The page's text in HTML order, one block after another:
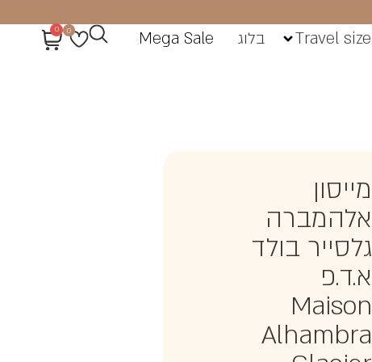
Travel size בלוג Mega Sale
0
0
מייסון
אלהמברה
גלסייר בולד
א.ד.פ
Maison
Alhambra